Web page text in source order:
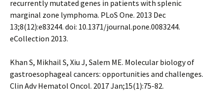
recurrently mutated genes in patients with splenic
marginal zone lymphoma. PLoS One. 2013 Dec
13;8(12):e83244. doi: 10.1371/journal.pone.0083244.
eCollection 2013.
Khan S, Mikhail S, Xiu J, Salem ME. Molecular biology of
gastroesophageal cancers: opportunities and challenges.
Clin Adv Hematol Oncol. 2017 Jan;15(1):75-82.